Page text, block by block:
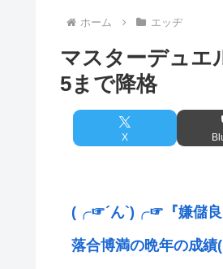
ホーム エッヂ
マスターデュエ
5まで降格
X
(╭☞´ん`)╭☞『嫌儲良
落合博満の晩年の成